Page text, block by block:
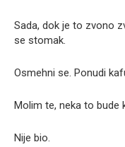
Sada, dok je to zvono
se stomak.
Osmehni se. Ponudi
Molim te, neka to bude
Nije bio.